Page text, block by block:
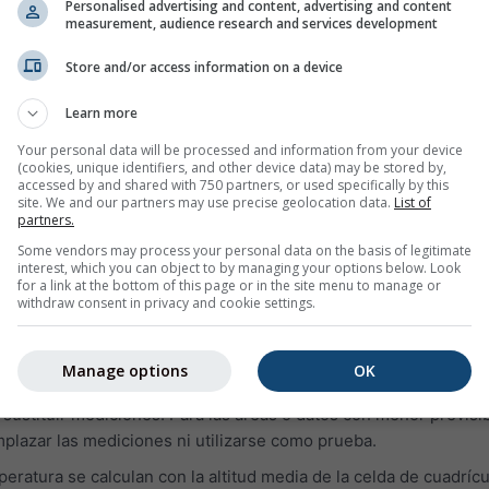
sobre el tiempo de ayer o la historia meteorológica de
archivo meteorológico se dividen en tres gráficos:
humedad relativa en intervalos de una hora
(fondo amarillo). Cuanto más oscuro es el fondo gris, es
(en grados desde 0° = Norte, 90° = Este, 180° = Sur y
del archivo histórico, los puntos morados representan la
el eje derecho.
datos de simulación y no datos medidos para el área
con los datos medidos de una estación meteorológica
la Tierra no hay mediciones disponibles). Los datos de
mediciones. Para las áreas o datos con menor
las mediciones ni utilizarse como prueba.
se calculan con la altitud media de la celda de
Personalised advertising and content, advertising and content
measurement, audience research and services development
Store and/or access information on a device
Learn more
Your personal data will be processed and information from your device
(cookies, unique identifiers, and other device data) may be stored by,
accessed by and shared with 750 partners, or used specifically by this
site. We and our partners may use precise geolocation data. List of
partners.
Some vendors may process your personal data on the basis of legitimate
interest, which you can object to by managing your options below. Look
for a link at the bottom of this page or in the site menu to manage or
withdraw consent in privacy and cookie settings.
OK
Manage options